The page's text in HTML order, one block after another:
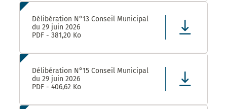
Délibération N°13 Conseil Municipal
du 29 juin 2026
PDF - 381,20 Ko
Délibération N°15 Conseil Municipal
du 29 juin 2026
PDF - 406,62 Ko